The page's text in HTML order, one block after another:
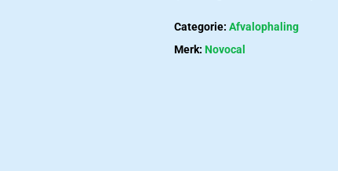
Categorie: Afvalophaling
Merk: Novocal